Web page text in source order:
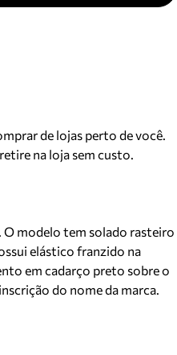
de lojas perto de você.
na loja sem custo.
modelo tem solado rasteiro
elástico franzido na
em cadarço preto sobre o
do nome da marca.